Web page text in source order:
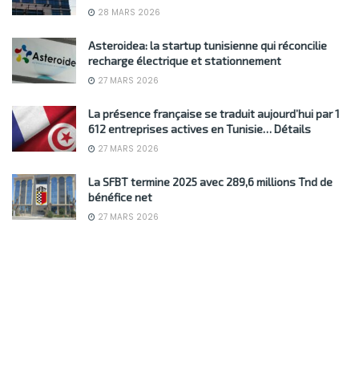
28 MARS 2026
Asteroidea: la startup tunisienne qui réconcilie
recharge électrique et stationnement
27 MARS 2026
La présence française se traduit aujourd’hui par 1
612 entreprises actives en Tunisie… Détails
27 MARS 2026
La SFBT termine 2025 avec 289,6 millions Tnd de
bénéfice net
27 MARS 2026